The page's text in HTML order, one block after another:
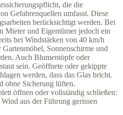
die die
Gefahrenquellen umfasst. Diese
berücksichtigt werden. Bei
Mieter und Eigentümer jedoch ein
bei Windstärken von 40 km/h
Sonnenschirme und
Auch Blumentöpfe oder
sein. Geöffnete oder gekippte
werden, dass das Glas bricht.
ohne Sicherung lüften.
öffnen oder vollständig schließen:
aus der Führung gerissen